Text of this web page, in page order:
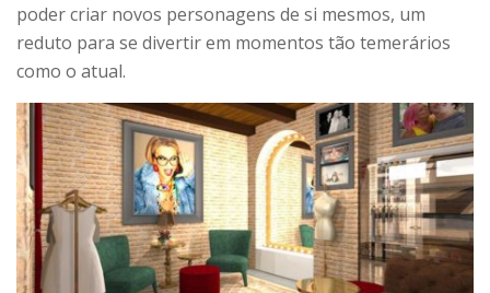
poder criar novos personagens de si mesmos, um
reduto para se divertir em momentos tão temerários
como o atual.